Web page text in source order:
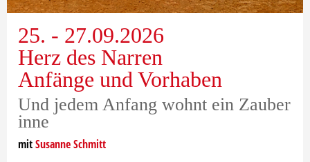
25. - 27.09.2026
Herz des Narren
Anfänge und Vorhaben
Und jedem Anfang wohnt ein Zauber
inne
mitSusanne Schmitt